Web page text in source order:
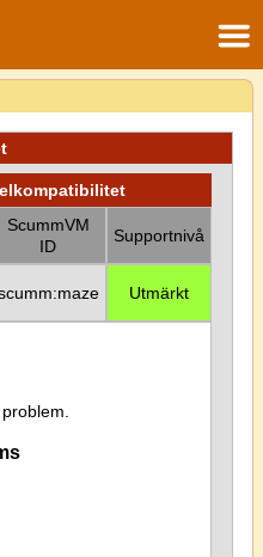
ScummVM
ID
Supportnivå
Utmärkt